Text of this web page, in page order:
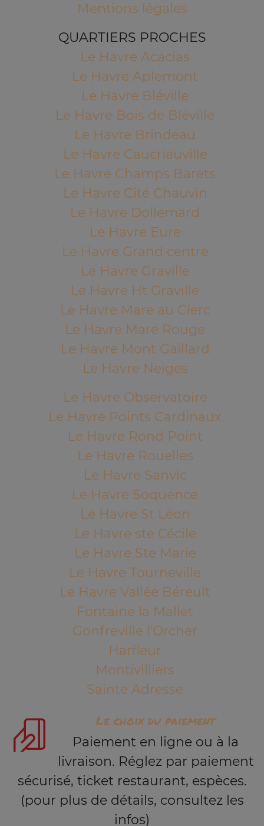
Mentions légales
QUARTIERS PROCHES
Le Havre Acacias
Le Havre Aplemont
Le Havre Bléville
Le Havre Bois de Bléville
Le Havre Brindeau
Le Havre Caucriauville
Le Havre Champs Barets
Le Havre Cité Chauvin
Le Havre Dollemard
Le Havre Eure
Le Havre Grand centre
Le Havre Graville
Le Havre Ht Graville
Le Havre Mare au Clerc
Le Havre Mare Rouge
Le Havre Mont Gaillard
Le Havre Neiges
Le Havre Observatoire
Le Havre Points Cardinaux
Le Havre Rond Point
Le Havre Rouelles
Le Havre Sanvic
Le Havre Soquence
Le Havre St Léon
Le Havre ste Cécile
Le Havre Ste Marie
Le Havre Tourneville
Le Havre Vallée Béreult
Fontaine la Mallet
Gonfreville l'Orcher
Harfleur
Montivilliers
Sainte Adresse
Le choix du paiement
Paiement en ligne ou à la
livraison. Réglez par paiement
sécurisé, ticket restaurant, espèces.
(pour plus de détails, consultez les
infos)